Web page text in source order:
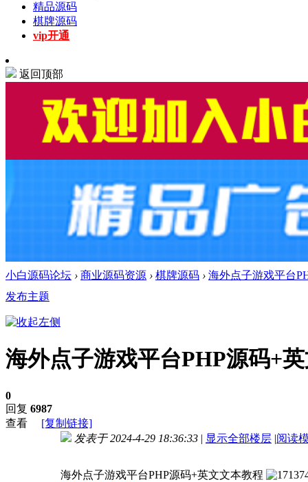
精品源码
棋牌源码
vip开通
返回顶部
小白源码论坛 › 商业源码资源 › 棋牌源码 › 海外点子游戏平台
发布主题
海外点子游戏平台PHP源码+
0
回复 6987
查看
[复制链接]
发表于 2024-4-29 18:36:33 | 显示全部楼层 |阅读
海外点子游戏平台PHP源码+英文文本教程